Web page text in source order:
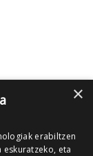
×
erabiltzen
eta